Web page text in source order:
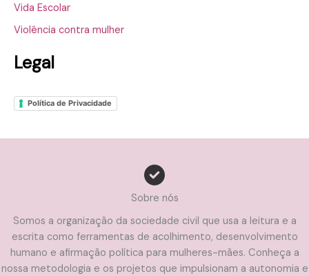
Vida Escolar
Violência contra mulher
Legal
Política de Privacidade
Sobre nós
Somos a organização da sociedade civil que usa a leitura e a
escrita como ferramentas de acolhimento, desenvolvimento
humano e afirmação política para mulheres-mães. Conheça a
nossa metodologia e os projetos que impulsionam a autonomia e